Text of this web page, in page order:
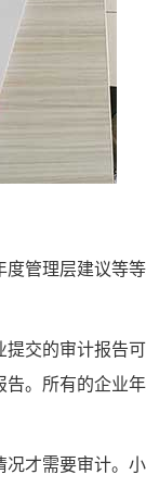
管理层建议等
交的审计报告
。所有的企业
才需要审计。